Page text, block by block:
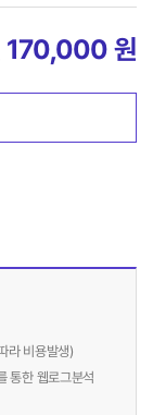
170,000 원
라 비용발생)
통한 웹로그분석